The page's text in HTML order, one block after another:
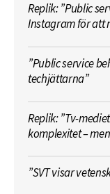
Replik: ”Public
Instagram för att
”Public service
techjättarna”
Replik: ”Tv-
komplexitet –
”SVT visar